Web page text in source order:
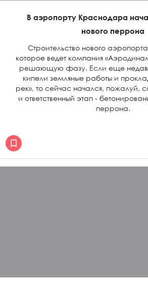
В аэропорту Краснодара
нового перрона
Строительство нового
которое ведет компания
решающую фазу. Если еще
кипели земляные работы и
рек», то сейчас начался, пожалуй,
и ответственный этап -
перрона.